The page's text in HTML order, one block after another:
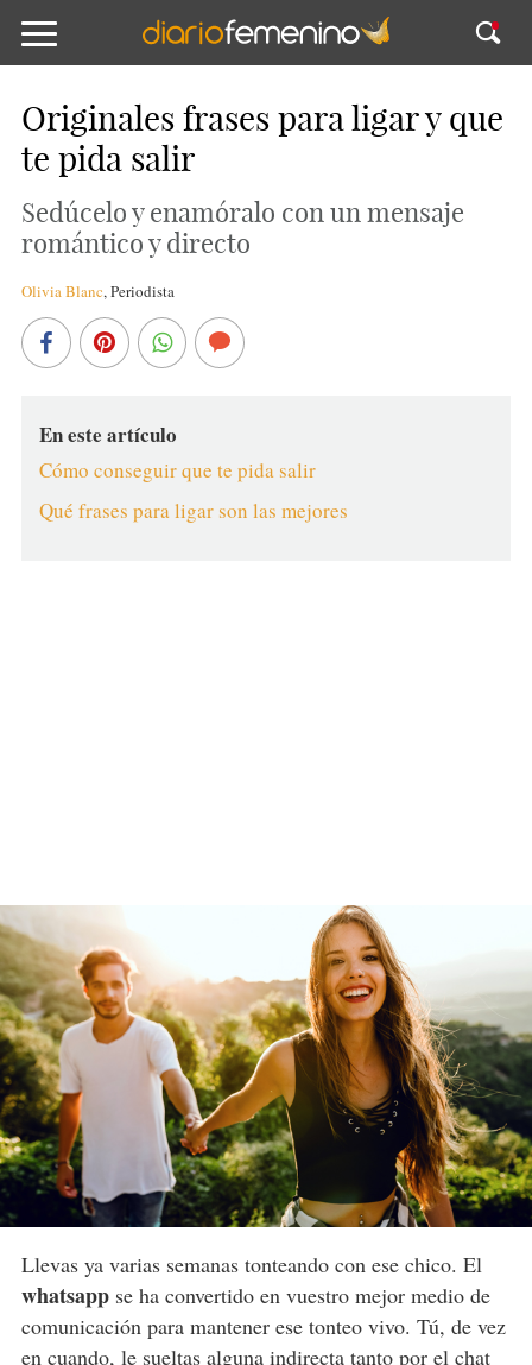
Originales frases para ligar y que
te pida salir
Sedúcelo y enamóralo con un mensaje
romántico y directo
Olivia Blanc,Periodista
En este artículo
Cómo conseguir que te pida salir
Qué frases para ligar son las mejores
Llevas ya varias semanas tonteando con ese chico. El
whatsappse ha convertido en vuestro mejor medio de
comunicación para mantener ese tonteo vivo. Tú, de vez
en cuando, le sueltas alguna indirecta tanto por el chat